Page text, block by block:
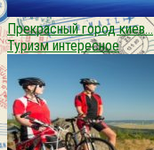
Прекраcный город киев…
Туризм интересное